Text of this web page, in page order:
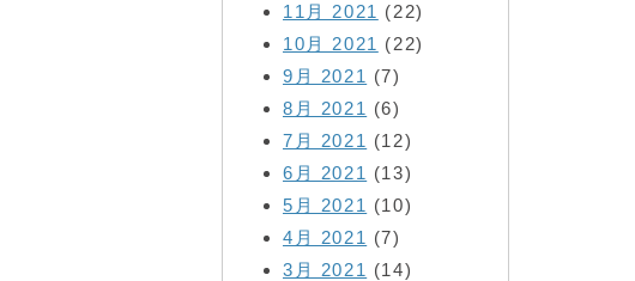
11月 2021 (22)
10月 2021 (22)
9月 2021 (7)
8月 2021 (6)
7月 2021 (12)
6月 2021 (13)
5月 2021 (10)
4月 2021 (7)
3月 2021 (14)